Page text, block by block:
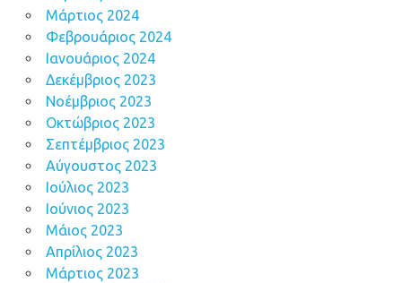
Μάρτιος 2024
Φεβρουάριος 2024
Ιανουάριος 2024
Δεκέμβριος 2023
Νοέμβριος 2023
Οκτώβριος 2023
Σεπτέμβριος 2023
Αύγουστος 2023
Ιούλιος 2023
Ιούνιος 2023
Μάιος 2023
Απρίλιος 2023
Μάρτιος 2023